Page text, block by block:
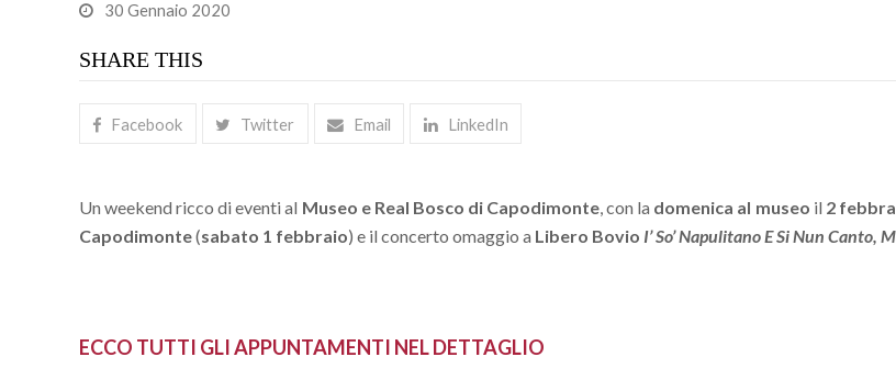
30 Gennaio 2020
SHARE THIS
Facebook Twitter Email LinkedIn
Un weekend ricco di eventi al Museo e Real Bosco di Capodimonte, con la domenica al museo il 2
Capodimonte(sabato 1 febbraio) e il concerto omaggio a Libero Bovio I’ So’ Napulitano E Si Nun Canto,
ECCO TUTTI GLI APPUNTAMENTI NEL DETTAGLIO